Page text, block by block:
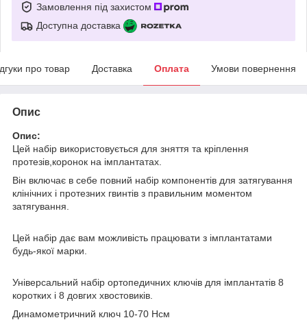
Замовлення під захистом
Доступна доставка
про товар Доставка Оплата Умови повернення
Опис
Опис:
Цей набір використовується для зняття та кріплення
протезів,коронок на імплантатах.
Він включає в себе повний набір компонентів для затягування
клінічних і протезних гвинтів з правильним моментом
затягування.
Цей набір дає вам можливість працювати з імплантатами
будь-якої марки.
Універсальний набір ортопедичних ключів для імплантатів 8
коротких і 8 довгих хвостовиків.
Динамометричний ключ 10-70 Нсм